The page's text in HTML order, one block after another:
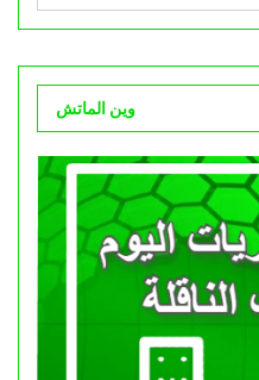
وين الماتش